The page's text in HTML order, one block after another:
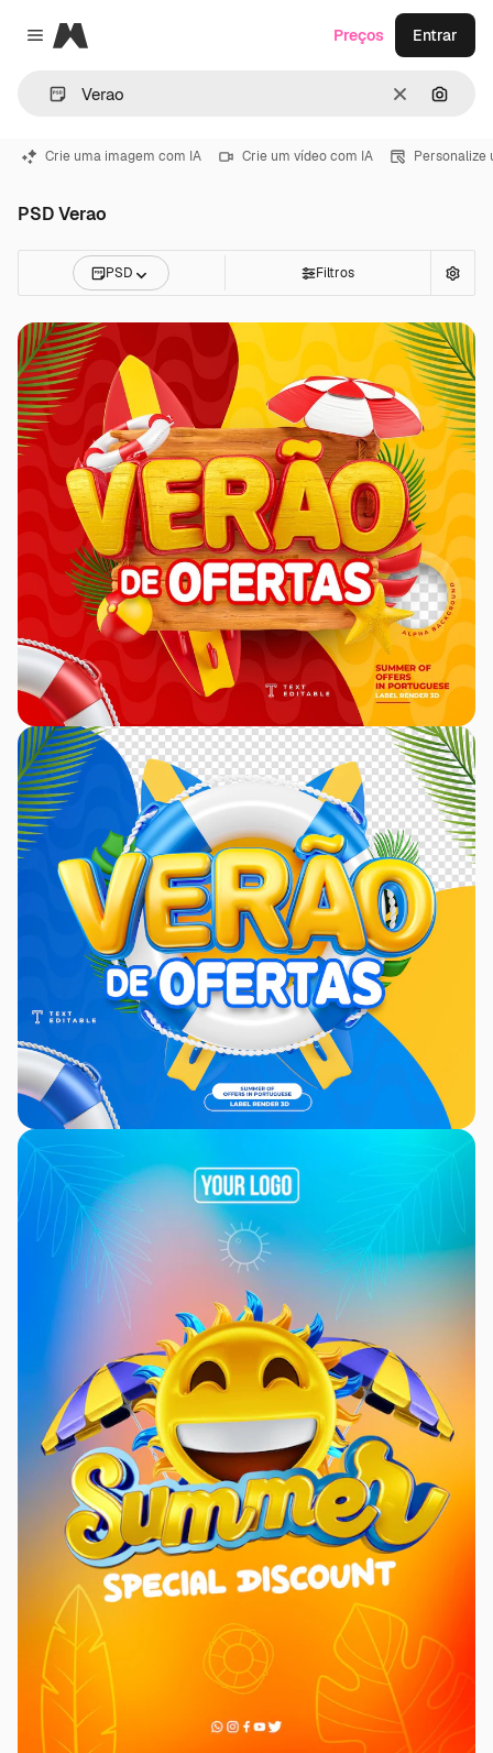
Close menu
Magnific
Limpar
Preços Entrar
Crie uma imagem com IA Crie um vídeo com IA Personalize
PSD Verao
PSD Filtros